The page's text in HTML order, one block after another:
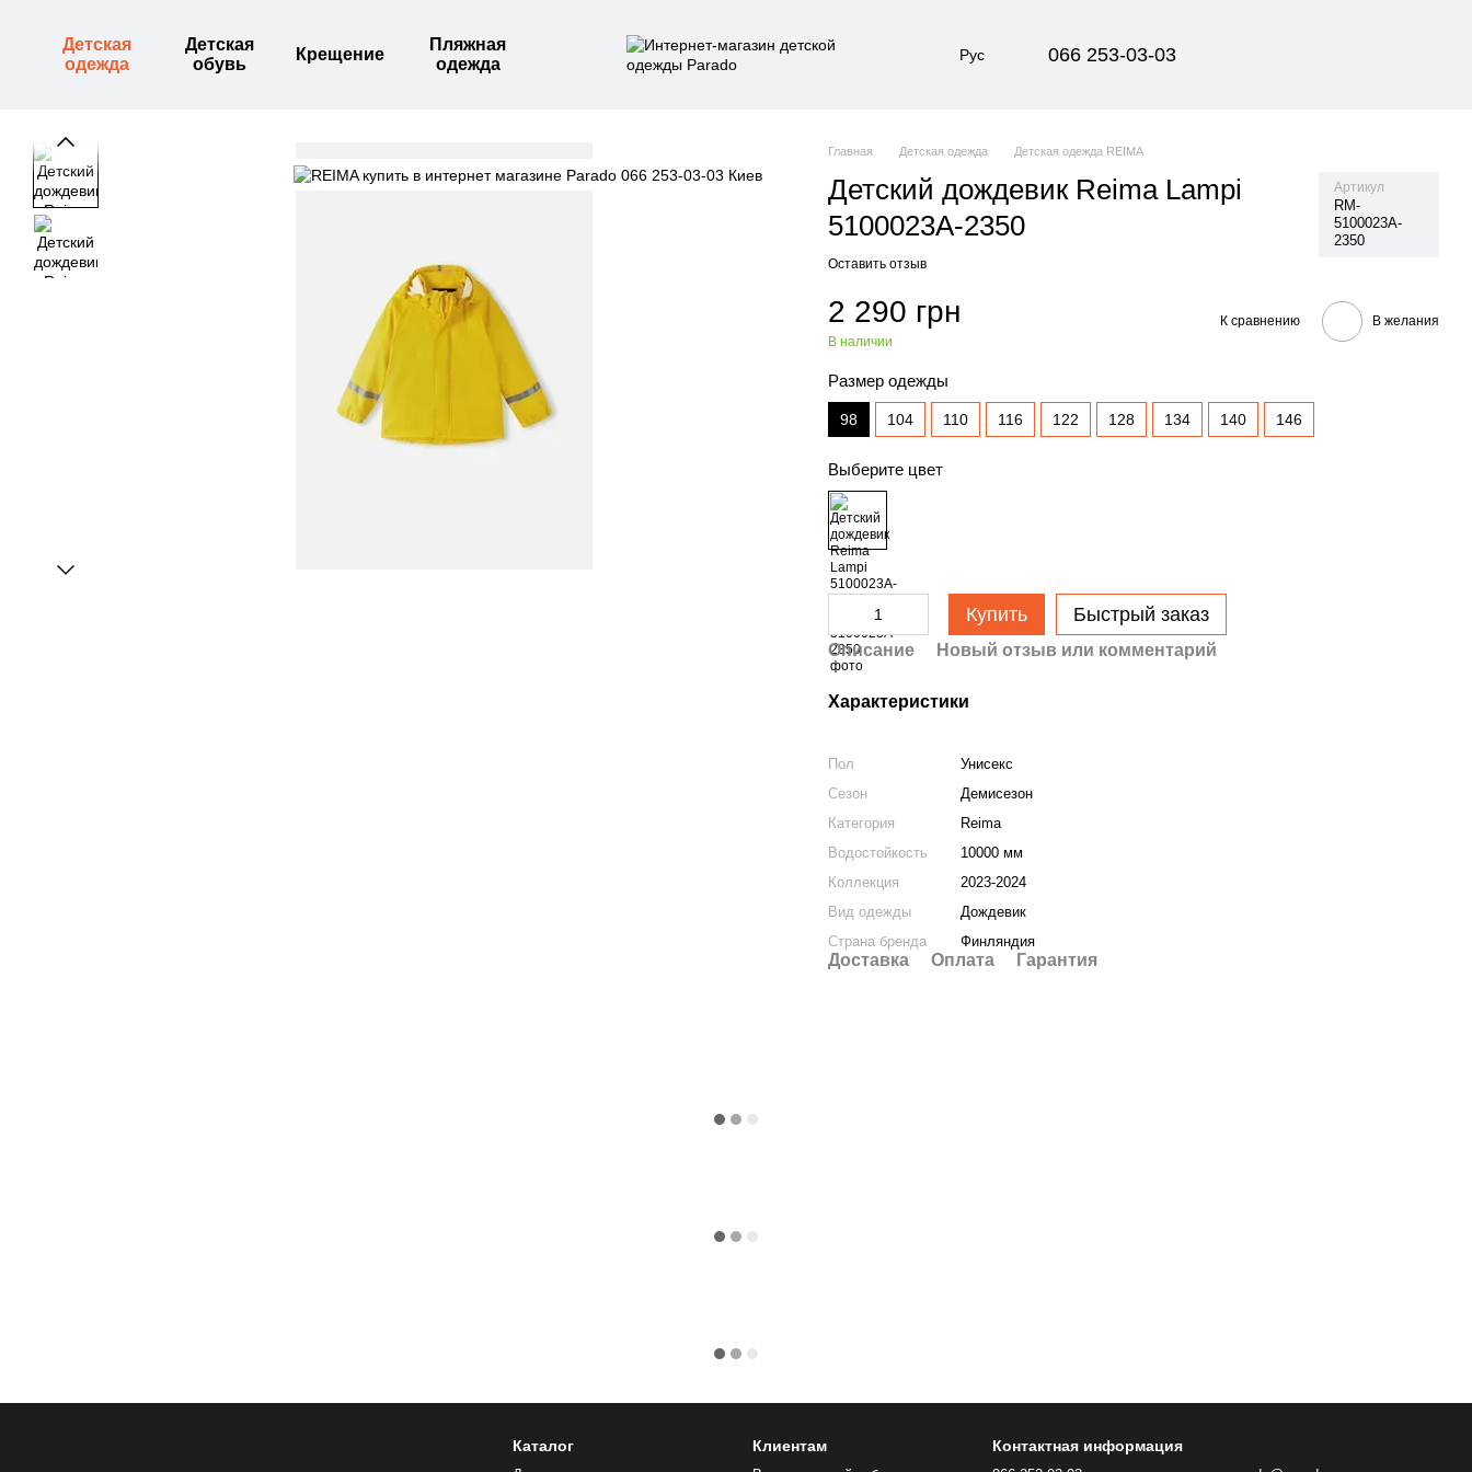
Детская
одежда
Детская
обувь
Крещение
Пляжная
одежда
Рус 066 253-03-03
Главная Детская одежда Детская одежда REIMA
Детский дождевик Reima Lampi
5100023A-2350
Артикул
RM-
5100023A-
2350
Оставить отзыв
2 290 грн
В наличии
К сравнению В желания
Размер одежды
98 104 110 116 122 128 134 140 146
Выберите цвет
Купить Быстрый заказ
Описание Новый отзыв или комментарий
Характеристики
Пол
Унисекс
Сезон
Демисезон
Категория
Reima
Водостойкость
10000 мм
Коллекция
2023-2024
Вид одежды
Дождевик
Страна бренда
Финляндия
Доставка Оплата Гарантия
Каталог Клиентам Контактная информация